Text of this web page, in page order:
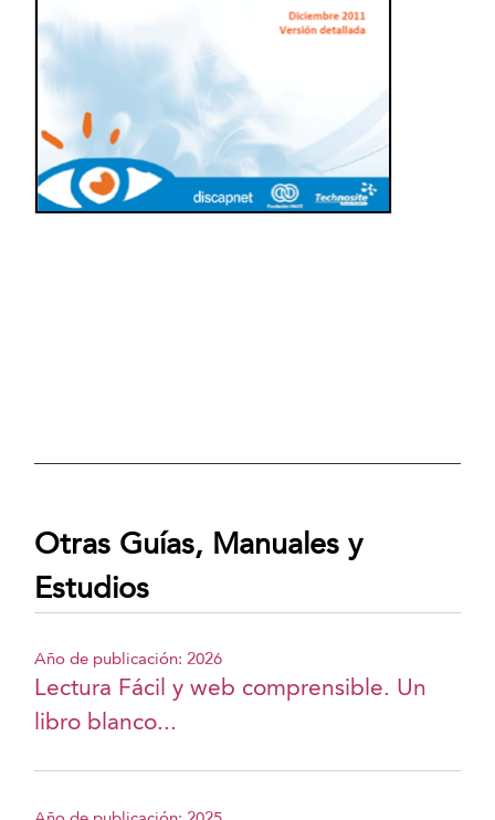
Otras Guías, Manuales y
Estudios
Año de publicación: 2026
Lectura Fácil y web comprensible. Un
libro blanco...